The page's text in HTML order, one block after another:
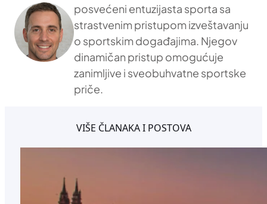
posvećeni entuzijasta sporta sa
strastvenim pristupom izveštavanju
o sportskim događajima. Njegov
dinamičan pristup omogućuje
zanimljive i sveobuhvatne sportske
priče.
VIŠE ČLANAKA I POSTOVA